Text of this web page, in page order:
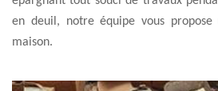
en deuil, notre équipe vous
maison.